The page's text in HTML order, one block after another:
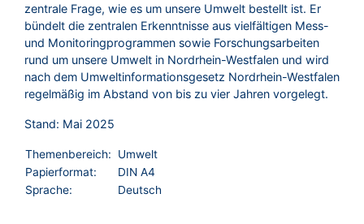
zentrale Frage, wie es um unsere Umwelt bestellt ist. Er
bündelt die zentralen Erkenntnisse aus vielfältigen Mess-
und Monitoringprogrammen sowie Forschungsarbeiten
rund um unsere Umwelt in Nordrhein-Westfalen und wird
nach dem Umweltinformationsgesetz Nordrhein-Westfalen
regelmäßig im Abstand von bis zu vier Jahren vorgelegt.
Stand: Mai 2025
Themenbereich:
Umwelt
Papierformat:
DIN A4
Sprache:
Deutsch